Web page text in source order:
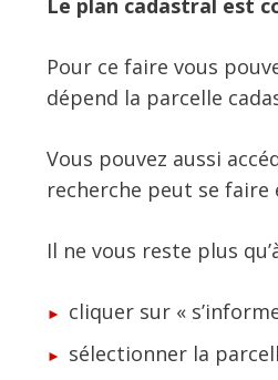
Le plan cadastral est
Pour ce faire vous
dépend la parcelle
Vous pouvez aussi
recherche peut se faire
Il ne vous reste plus
cliquer sur «
sélectionner la